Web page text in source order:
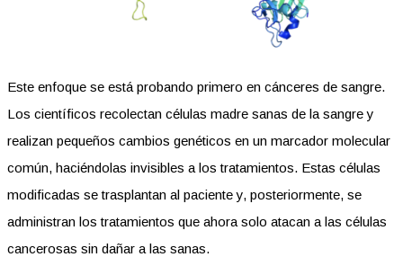
Este enfoque se está probando primero en cánceres de sangre.
Los científicos recolectan células madre sanas de la sangre y
realizan pequeños cambios genéticos en un marcador molecular
común, haciéndolas invisibles a los tratamientos. Estas células
modificadas se trasplantan al paciente y, posteriormente, se
administran los tratamientos que ahora solo atacan a las células
cancerosas sin dañar a las sanas.